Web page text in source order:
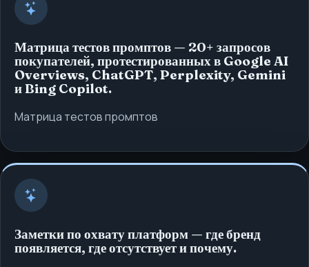
Матрица тестов промптов — 20+ запросов
покупателей, протестированных в Google AI
Overviews, ChatGPT, Perplexity, Gemini
и Bing Copilot.
Матрица тестов промптов
Заметки по охвату платформ — где бренд
появляется, где отсутствует и почему.